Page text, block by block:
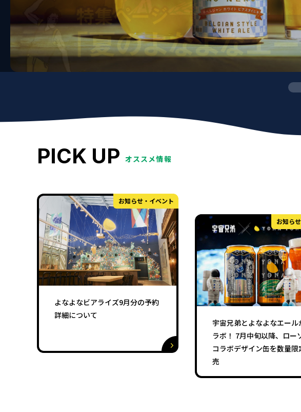
PICK UP オススメ情報
お知らせ・イベント
よなよなビアライズ9月分の予約
詳細について
お知ら
宇宙兄弟とよなよなエール
ラボ！ 7月中旬以降、ロー
コラボデザイン缶を数量限
売